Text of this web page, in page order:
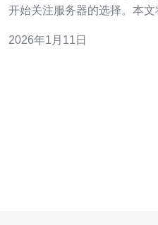
开始关注服务器的选择。本
对比 台湾当地服务器通常具备以下性能优势： 低延迟：由
2026年1月11日